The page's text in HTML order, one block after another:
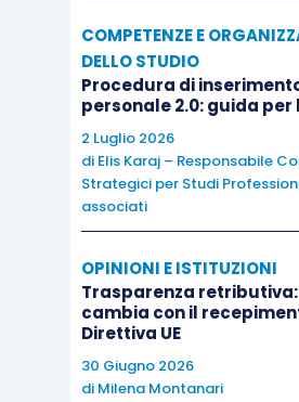
COMPETENZE E
DELLO STUDIO
Procedura di
personale 2.0: guida per
2 Luglio 2026
di Elis Karaj – Responsabile
Strategici per Studi
associati
OPINIONI E ISTITUZIONI
Trasparenza
cambia con il
Direttiva UE
30 Giugno 2026
di Milena Montanari